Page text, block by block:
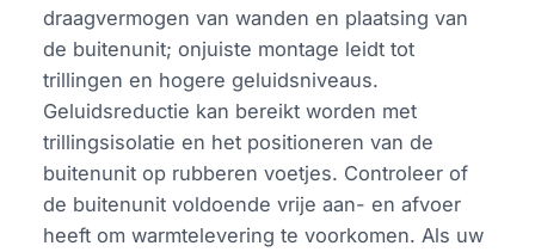
draagvermogen van wanden en plaatsing van
de buitenunit; onjuiste montage leidt tot
trillingen en hogere geluidsniveaus.
Geluidsreductie kan bereikt worden met
trillingsisolatie en het positioneren van de
buitenunit op rubberen voetjes. Controleer of
de buitenunit voldoende vrije aan- en afvoer
heeft om warmtelevering te voorkomen. Als uw